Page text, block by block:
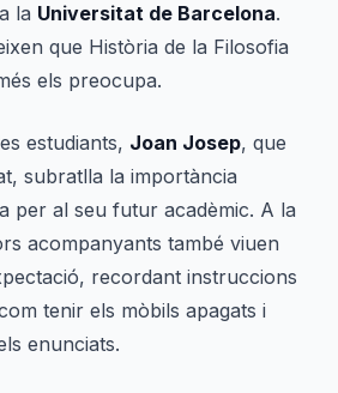
la Universitat de Barcelona.
que Història de la Filosofia
els preocupa.
estudiants, Joan Josep, que
subratlla la importància
per al seu futur acadèmic. A la
acompanyants també viuen
recordant instruccions
tenir els mòbils apagats i
enunciats.